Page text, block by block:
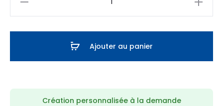
Ajouter au panier
Création personnalisée à la demande